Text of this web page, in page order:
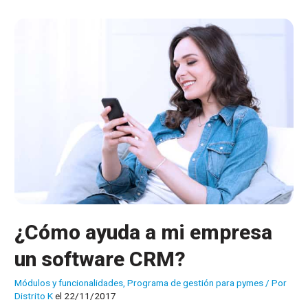
¿Cómo ayuda a mi empresa
un software CRM?
Módulos y funcionalidades ,Programa de gestión para pymes / Por
Distrito Kel 22/11/2017